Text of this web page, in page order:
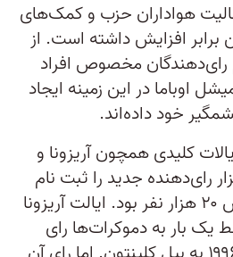
هواداران حزب و کمک‌های
افزایش داشته است. از
رای‌دهندگان مخصوص افراد
اوباما در این زمینه ایجاد
خود داده‌اند.
کلیدی همچون آریزونا و
نزدیک به ۵۰ هزار رای‌دهنده جدید را ثبت نام
کرده در حالی که هدفش ۲۰ هزار نفر بود. ایالت آریزونا
فقط یک‌ بار به دموکرات‌ها رای